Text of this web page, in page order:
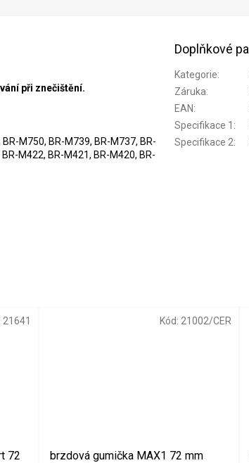
při znečištění.
M750, BR-M739, BR-M737, BR-
M422, BR-M421, BR-M420, BR-
Doplňkové
Kategorie:
Záruka:
EAN:
Specifikace 1 :
Specifikace 2:
72
21641
brzdová gumička MAX1 72 mm
Kód: 21002/CER